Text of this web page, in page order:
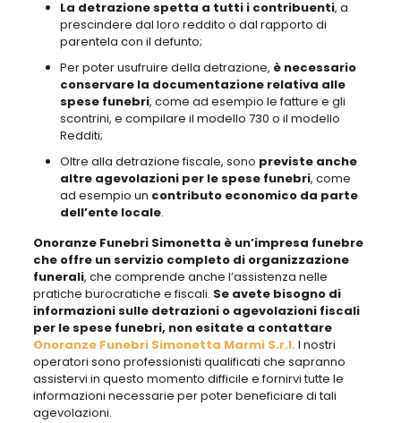
La detrazione spetta a tutti i contribuenti, a
prescindere dal loro reddito o dal rapporto di
parentela con il defunto;
Per poter usufruire della detrazione, è necessario
conservare la documentazione relativa alle
spese funebri, come ad esempio le fatture e gli
scontrini, e compilare il modello 730 o il modello
Redditi;
Oltre alla detrazione fiscale, sono previste anche
altre agevolazioni per le spese funebri, come
ad esempio un contributo economico da parte
dell’ente locale.
Onoranze Funebri Simonetta è un’impresa funebre
che offre un servizio completo di organizzazione
funerali, che comprende anche l’assistenza nelle
pratiche burocratiche e fiscali. Se avete bisogno di
informazioni sulle detrazioni o agevolazioni fiscali
per le spese funebri, non esitate a contattare
Onoranze Funebri Simonetta Marmi S.r.l. I nostri
operatori sono professionisti qualificati che sapranno
assistervi in questo momento difficile e fornirvi tutte le
informazioni necessarie per poter beneficiare di tali
agevolazioni.